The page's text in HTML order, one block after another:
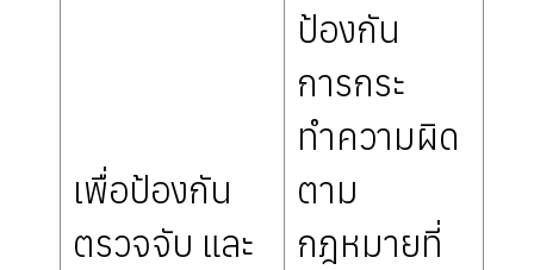
เพื่อป้องกัน
ตรวจจับ และ
ป้องกัน
การกระ
ทำความผิด
ตาม
กฎหมายที่